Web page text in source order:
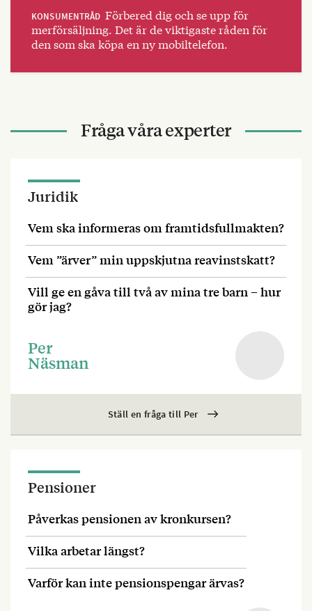
KONSUMENTRÅD Förbered dig och se upp för
merförsäljning. Det är de viktigaste råden för
den som ska köpa en ny mobiltelefon.
Fråga våra experter
Juridik
Vem ska informeras om framtidsfullmakten?
Vem ”ärver” min uppskjutna reavinstskatt?
Vill ge en gåva till två av mina tre barn – hur
gör jag?
Per
Näsman
Ställ en fråga till Per
Pensioner
Påverkas pensionen av kronkursen?
Vilka arbetar längst?
Varför kan inte pensionspengar ärvas?